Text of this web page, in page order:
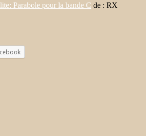
Parabole pour la bande C de : RX